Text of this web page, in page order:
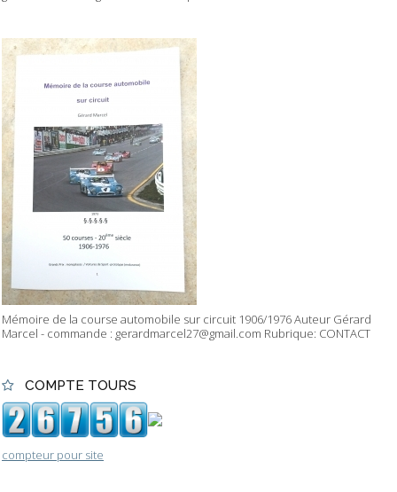
Mémoire de la course automobile sur circuit 1906/1976 Auteur Gérard
Marcel - commande : gerardmarcel27@gmail.com Rubrique: CONTACT
COMPTE TOURS
compteur pour site